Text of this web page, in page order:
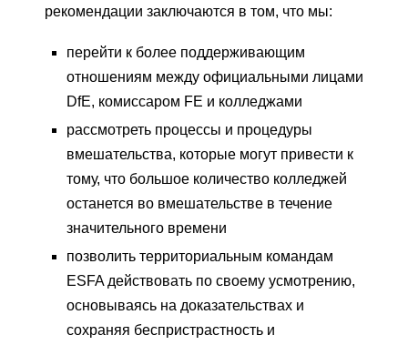
рекомендации заключаются в том, что мы:
перейти к более поддерживающим
отношениям между официальными лицами
DfE, комиссаром FE и колледжами
рассмотреть процессы и процедуры
вмешательства, которые могут привести к
тому, что большое количество колледжей
останется во вмешательстве в течение
значительного времени
позволить территориальным командам
ESFA действовать по своему усмотрению,
основываясь на доказательствах и
сохраняя беспристрастность и